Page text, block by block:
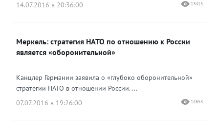
14.07.2016 в 20:36:00
13415
Меркель: стратегия НАТО по отношению к России
является «оборонительной»
Канцлер Германии заявила о «глубоко оборонительной»
стратегии НАТО в отношении России. ...
07.07.2016 в 19:26:00
14653